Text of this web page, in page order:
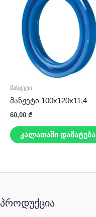
მანჟეტი
მანჟეტი 100x120x11,4
60,00 ₾
კალათაში დამატება
პროდუქცია